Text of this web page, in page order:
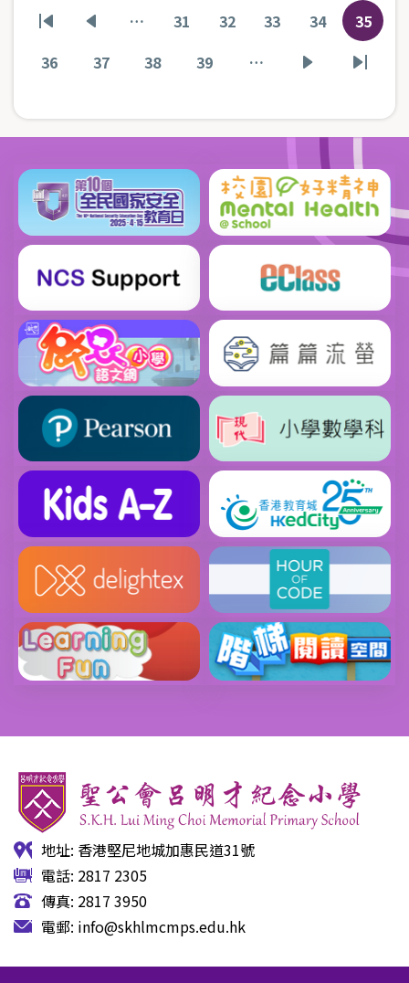
Pagination
First
page
Previous
page
…
頁
31
頁
32
頁
33
頁
34
目
前
35
頁
36
頁
37
頁
38
頁
39 …
頁
Last
地址: 香港堅尼地城加惠民道31號
電話: 2817 2305
傳真: 2817 3950
電郵: info@skhlmcmps.edu.hk